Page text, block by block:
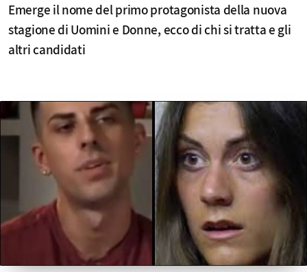
Emerge il nome del primo protagonista della nuova
stagione di Uomini e Donne, ecco di chi si tratta e gli
altri candidati